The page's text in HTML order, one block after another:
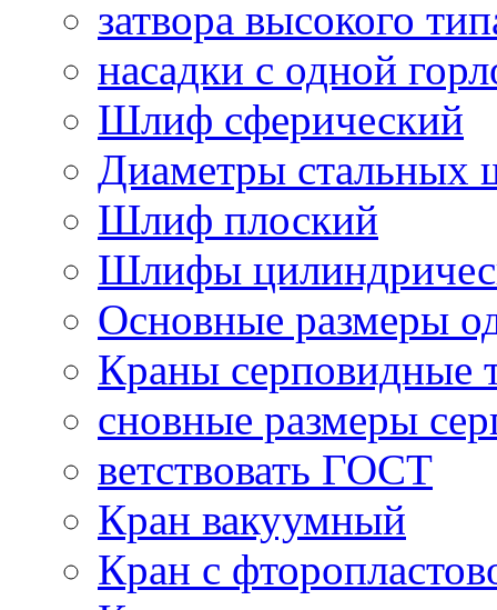
затвора высокого
насадки с одной
Шлиф сферический
Диаметры стальных
Шлиф плоский
Шлифы
Основные размеры
Краны серповидные
сновные размеры
ветствовать ГОСТ
Кран вакуумный
Кран с